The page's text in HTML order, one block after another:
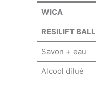
WICA
RESILIFT BALL
Savon + eau
Alcool dilué